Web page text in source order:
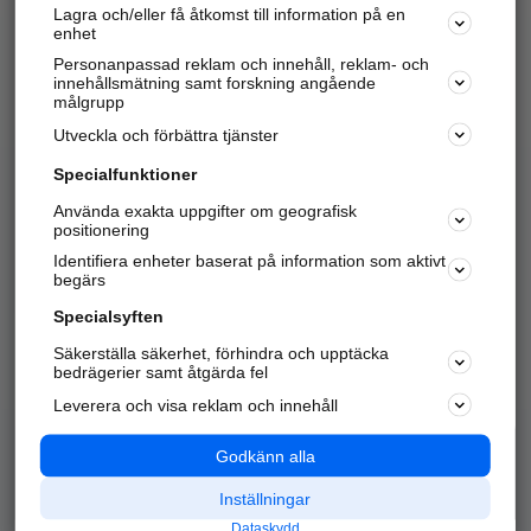
Sök företag, personer och platser.
Hitta telefonnummer, adresser, företagsinfo mm.
Marknadsför företaget
Kom igång och annonsera mot
samarbetspartners nära dig.
Alla kategorier
Populära sökningar
API & Kartor
Annonsera
Integritet
Nödnummer
Lagra och/eller få åtkomst till information på en
enhet
Personanpassad reklam och innehåll, reklam- och
innehållsmätning samt forskning angående
målgrupp
Utveckla och förbättra tjänster
Specialfunktioner
Använda exakta uppgifter om geografisk
positionering
Identifiera enheter baserat på information som aktivt
begärs
Specialsyften
Säkerställa säkerhet, förhindra och upptäcka
bedrägerier samt åtgärda fel
Leverera och visa reklam och innehåll
Godkänn alla
Inställningar
Dataskydd